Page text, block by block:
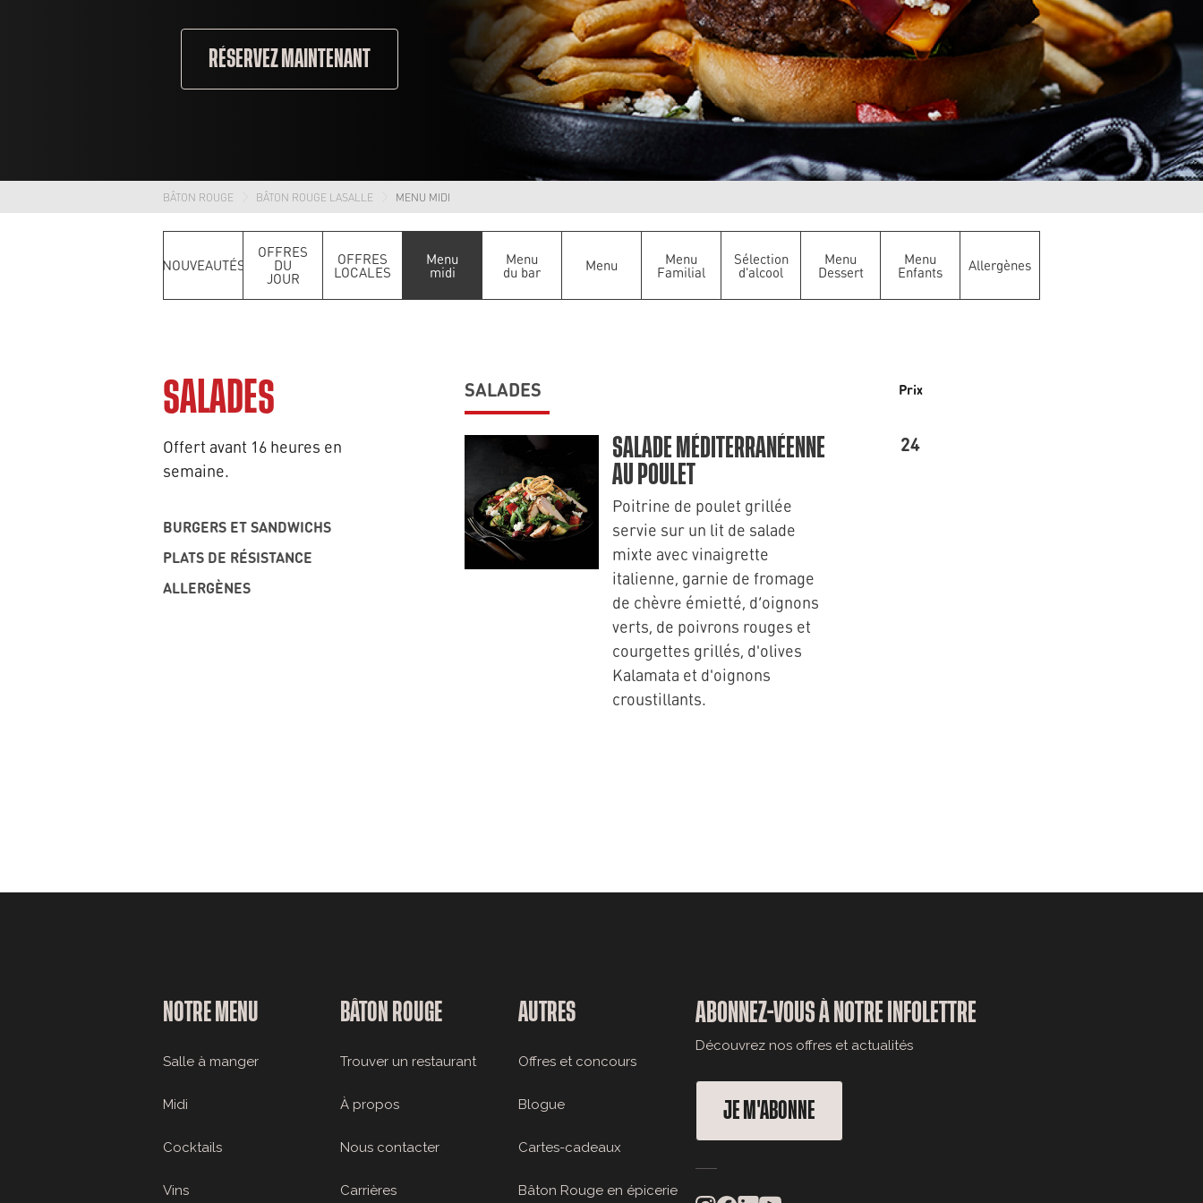
RÉSERVEZ MAINTENANT
BÂTON ROUGE BÂTON ROUGE LASALLE MENU MIDI
NOUVEAUTÉS
OFFRES
DU
JOUR
OFFRES
LOCALES
Menu
midi
Menu
du bar Menu Menu
Familial
Sélection
d'alcool
Menu
Dessert
Menu
Enfants Allergènes
SALADES
Offert avant 16 heures en
semaine.
BURGERS ET SANDWICHS
PLATS DE RÉSISTANCE
ALLERGÈNES
SALADES Prix
SALADE MÉDITERRANÉENNE
AU POULET
Poitrine de poulet grillée
servie sur un lit de salade
mixte avec vinaigrette
italienne, garnie de fromage
de chèvre émietté, d’oignons
verts, de poivrons rouges et
courgettes grillés, d'olives
Kalamata et d'oignons
croustillants.
24
NOTRE MENU
Salle à manger
Midi
Cocktails
Vins
BÂTON ROUGE
Trouver un restaurant
À propos
Nous contacter
Carrières
AUTRES
Offres et concours
Blogue
Cartes-cadeaux
Bâton Rouge en épicerie
ABONNEZ-VOUS À NOTRE INFOLETTRE
Découvrez nos offres et actualités
JE M'ABONNE